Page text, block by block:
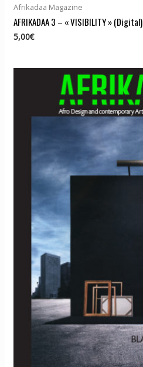
Afrikadaa Magazine
AFRIKADAA 3 – « VISIBILITY » (Digital)
5,00€